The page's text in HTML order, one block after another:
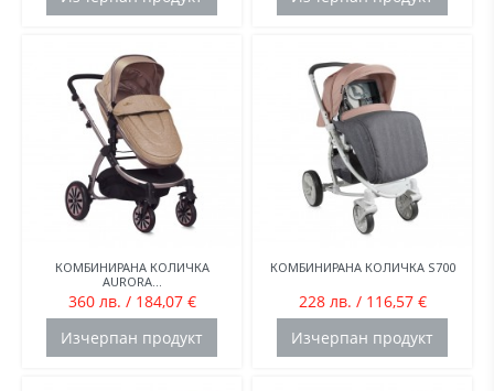
КОМБИНИРАНА КОЛИЧКА
AURORA...
360 лв. / 184,07 €
Изчерпан продукт
КОМБИНИРАНА КОЛИЧКА S700
228 лв. / 116,57 €
Изчерпан продукт